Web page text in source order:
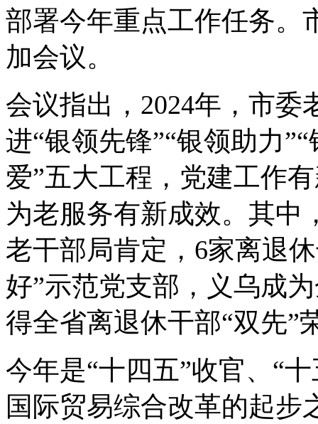
部署今年重点工作任务。
加会议。
会议指出，2024年，市
进“银领先锋”“银领助力
爱”五大工程，党建工作
为老服务有新成效。其中
老干部局肯定，6家离退
好”示范党支部，义乌成
得全省离退休干部“双先”
今年是“十四五”收官、“
国际贸易综合改革的起步